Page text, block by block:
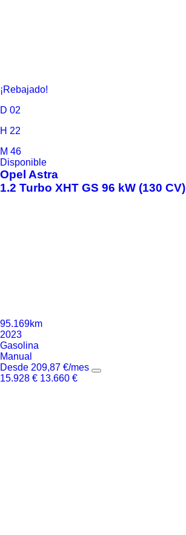
¡Rebajado!
D 02
H 22
M 46
Disponible
Opel Astra
1.2 Turbo XHT GS 96 kW (130 CV)
95.169km
2023
Gasolina
Manual
Desde 209,87 €/mes
15.928 € 13.660 €